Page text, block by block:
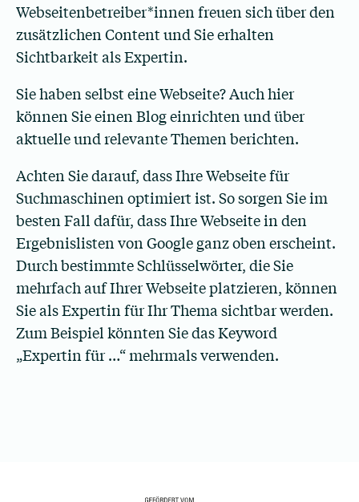
Webseitenbetreiber*innen freuen sich über den
zusätzlichen Content und Sie erhalten
Sichtbarkeit als Expertin.
Sie haben selbst eine Webseite? Auch hier
können Sie einen Blog einrichten und über
aktuelle und relevante Themen berichten.
Achten Sie darauf, dass Ihre Webseite für
Suchmaschinen optimiert ist. So sorgen Sie im
besten Fall dafür, dass Ihre Webseite in den
Ergebnislisten von Google ganz oben erscheint.
Durch bestimmte Schlüsselwörter, die Sie
mehrfach auf Ihrer Webseite platzieren, können
Sie als Expertin für Ihr Thema sichtbar werden.
Zum Beispiel könnten Sie das Keyword
„Expertin für …“ mehrmals verwenden.